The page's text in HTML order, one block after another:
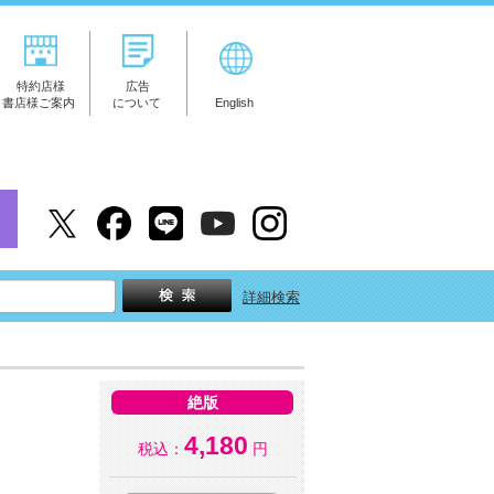
特約店様
書店様ご案内
広告
について
English
詳細検索
絶版
税込： 4,180 円